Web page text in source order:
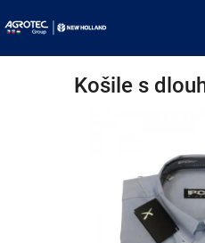
na
Košile s